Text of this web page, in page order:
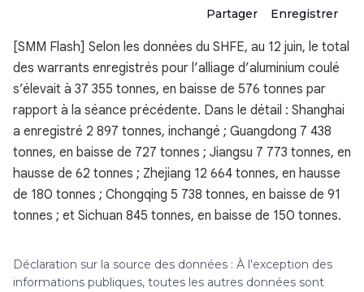
Partager Enregistrer
[SMM Flash] Selon les données du SHFE, au 12 juin, le total
des warrants enregistrés pour l’alliage d’aluminium coulé
s’élevait à 37 355 tonnes, en baisse de 576 tonnes par
rapport à la séance précédente. Dans le détail : Shanghai
a enregistré 2 897 tonnes, inchangé ; Guangdong 7 438
tonnes, en baisse de 727 tonnes ; Jiangsu 7 773 tonnes, en
hausse de 62 tonnes ; Zhejiang 12 664 tonnes, en hausse
de 180 tonnes ; Chongqing 5 738 tonnes, en baisse de 91
tonnes ; et Sichuan 845 tonnes, en baisse de 150 tonnes.
Déclaration sur la source des données : À l'exception des
informations publiques, toutes les autres données sont